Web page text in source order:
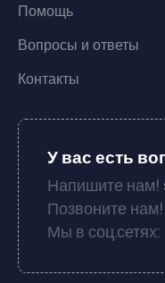
Помощь
Вопросы и ответы
Контакты
У вас есть
Напишите нам!
Позвоните нам!
Мы в соц.сетях: